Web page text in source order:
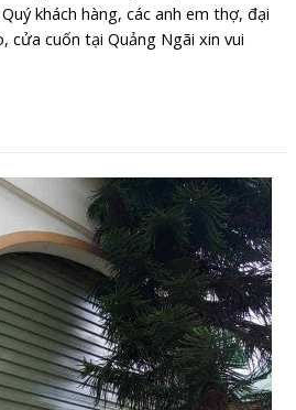
khách hàng, các anh em thợ, đại
cửa cuốn tại Quảng Ngãi xin vui